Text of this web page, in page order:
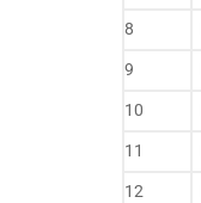
8
9
10
11
12